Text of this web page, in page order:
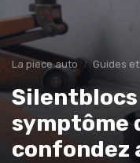
La piece auto Guides
symptôme
confondez